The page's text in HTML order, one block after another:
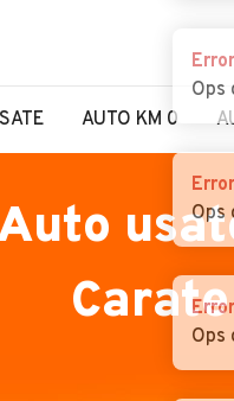
AUTO KM 0
Error
Ops
Error
Ops
Error
Ops